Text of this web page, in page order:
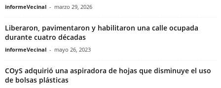
informeVecinal - marzo 29, 2026
Liberaron, pavimentaron y habilitaron una calle ocupada
durante cuatro décadas
informeVecinal - mayo 26, 2023
COyS adquirió una aspiradora de hojas que disminuye el uso
de bolsas plásticas